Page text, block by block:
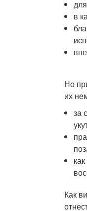
в
Но
их
за
Как